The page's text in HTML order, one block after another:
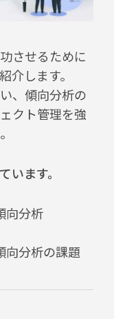
させるために
介します。
、傾向分析の
クト管理を強
います。
向分析
向分析の課題